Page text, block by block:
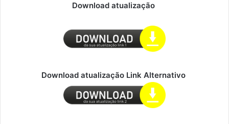
Download atualização
Download atualização Link Alternativo